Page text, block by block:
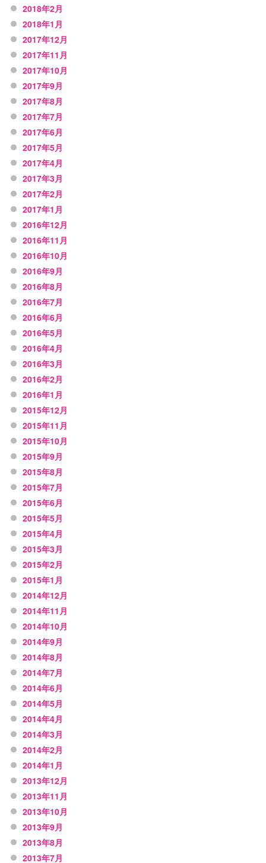
2018年2月
2018年1月
2017年12月
2017年11月
2017年10月
2017年9月
2017年8月
2017年7月
2017年6月
2017年5月
2017年4月
2017年3月
2017年2月
2017年1月
2016年12月
2016年11月
2016年10月
2016年9月
2016年8月
2016年7月
2016年6月
2016年5月
2016年4月
2016年3月
2016年2月
2016年1月
2015年12月
2015年11月
2015年10月
2015年9月
2015年8月
2015年7月
2015年6月
2015年5月
2015年4月
2015年3月
2015年2月
2015年1月
2014年12月
2014年11月
2014年10月
2014年9月
2014年8月
2014年7月
2014年6月
2014年5月
2014年4月
2014年3月
2014年2月
2014年1月
2013年12月
2013年11月
2013年10月
2013年9月
2013年8月
2013年7月